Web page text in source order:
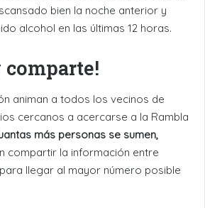
bien la noche anterior y
alcohol en las últimas 12 horas.
comparte!
animan a todos los vecinos de
cercanos a acercarse a la Rambla
más personas se sumen,
compartir la información entre
llegar al mayor número posible